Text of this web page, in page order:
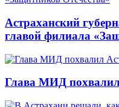
Астраханский
главой филиала
Глава МИД